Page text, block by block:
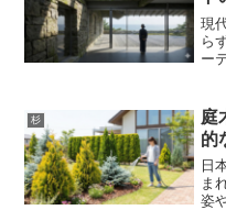
現
ら
ー
語
は
杉
庭
的
日
ま
姿